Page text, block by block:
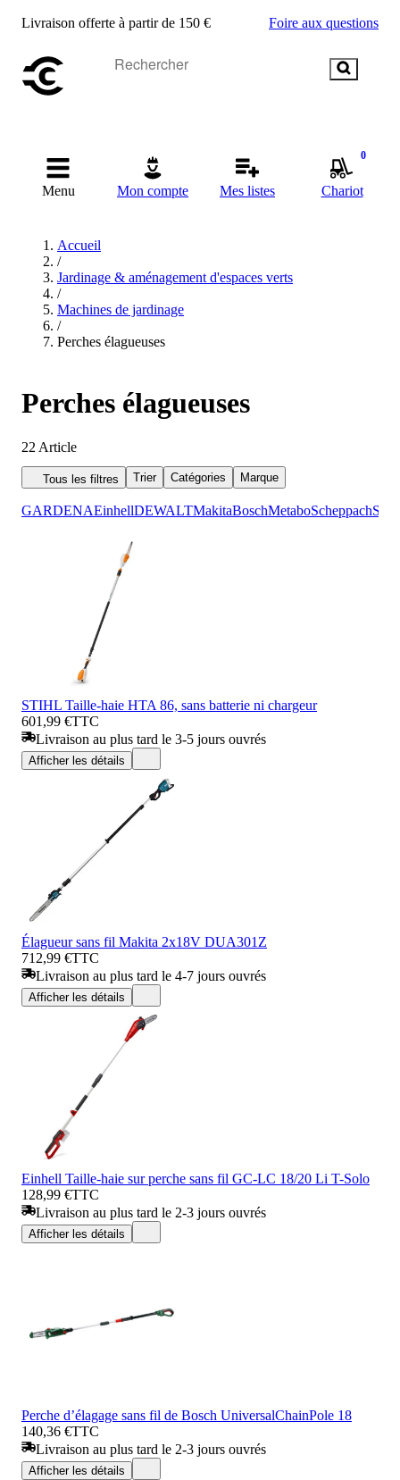
Livraison offerte à partir de 150 € Foire aux questions
Menu Mon compte Mes listes
0
Chariot
Accueil
/
Jardinage & aménagement d'espaces verts
/
Machines de jardinage
/
Perches élagueuses
Perches élagueuses
22 Article
Tous les filtres Trier Catégories Marque
GARDENAEinhellDEWALTMakitaBoschMetaboScheppach
STIHL Taille-haie HTA 86, sans batterie ni chargeur
601,99 €TTC
Livraison au plus tard le 3-5 jours ouvrés
Afficher les détails
Élagueur sans fil Makita 2x18V DUA301Z
712,99 €TTC
Livraison au plus tard le 4-7 jours ouvrés
Afficher les détails
Einhell Taille-haie sur perche sans fil GC-LC 18/20 Li T-Solo
128,99 €TTC
Livraison au plus tard le 2-3 jours ouvrés
Afficher les détails
Perche d’élagage sans fil de Bosch UniversalChainPole 18
140,36 €TTC
Livraison au plus tard le 2-3 jours ouvrés
Afficher les détails